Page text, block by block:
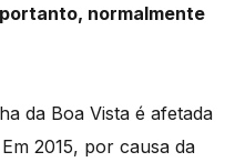
normalmente
da Boa Vista é afetada
2015, por causa da